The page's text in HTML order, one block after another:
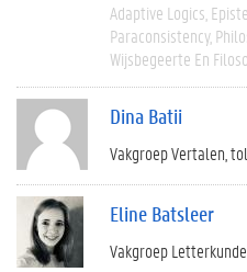
Adaptive Logics
Paraconsistency
Wijsbegeerte En
Dina Batii
Vakgroep Vertalen,
Eline Batsleer
Vakgroep Letterkunde